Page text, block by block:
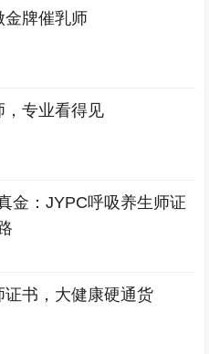
金牌催乳师
，专业看得见
金：JYPC呼吸养生师证
证书，大健康硬通货